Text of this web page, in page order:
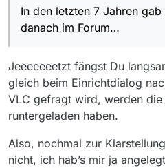
In den letzten 7 Jahren
danach im Forum…
Jeeeeeeetzt fängst Du
gleich beim Einrichtdialog
VLC gefragt wird, werden
runtergeladen haben.
Also, nochmal zur
nicht, ich hab’s mir ja